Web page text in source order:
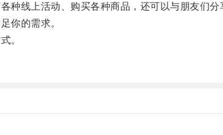
线上活动、购买各种商品，还可以与朋友们分
你的需求。
。